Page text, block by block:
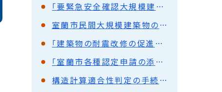
「要緊急安全確認大規模建築物」の耐震診断結果の公表について
室蘭市民間大規模建築物の耐震補強設計事業補助制度について
「建築物の耐震改修の促進に関する法律」に係る耐震診断結果報告について
「室蘭市各種認定申請の添付書類に関する要綱」の制定について
構造計算適合性判定の手続の変更等について